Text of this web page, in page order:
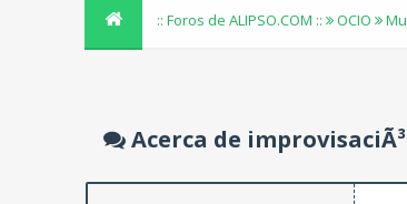
:: Foros de ALIPSO.COM :: OCIO
Acerca de